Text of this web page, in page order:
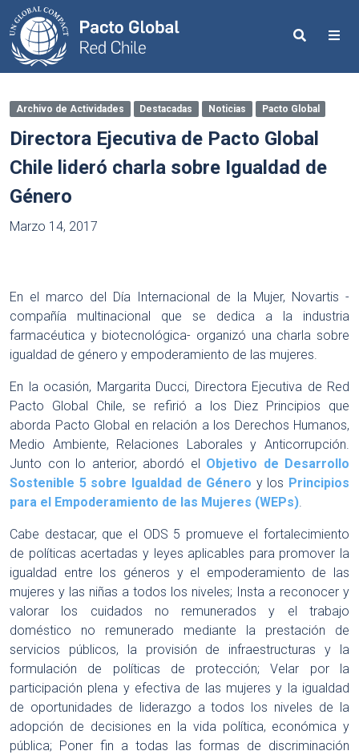
Search
Archivo de Actividades Destacadas Noticias Pacto Global
Directora Ejecutiva de Pacto Global
Chile lideró charla sobre Igualdad de
Género
Marzo 14, 2017
En el marco del Día Internacional de la Mujer, Novartis -
compañía multinacional que se dedica a la industria
farmacéutica y biotecnológica- organizó una charla sobre
igualdad de género y empoderamiento de las mujeres.
En la ocasión, Margarita Ducci, Directora Ejecutiva de Red
Pacto Global Chile, se refirió a los Diez Principios que
aborda Pacto Global en relación a los Derechos Humanos,
Medio Ambiente, Relaciones Laborales y Anticorrupción.
Junto con lo anterior, abordó el Objetivo de Desarrollo
Sostenible 5 sobre Igualdad de Género y los Principios
para el Empoderamiento de las Mujeres (WEPs).
Cabe destacar, que el ODS 5 promueve el fortalecimiento
de políticas acertadas y leyes aplicables para promover la
igualdad entre los géneros y el empoderamiento de las
mujeres y las niñas a todos los niveles; Insta a reconocer y
valorar los cuidados no remunerados y el trabajo
doméstico no remunerado mediante la prestación de
servicios públicos, la provisión de infraestructuras y la
formulación de políticas de protección; Velar por la
participación plena y efectiva de las mujeres y la igualdad
de oportunidades de liderazgo a todos los niveles de la
adopción de decisiones en la vida política, económica y
pública; Poner fin a todas las formas de discriminación